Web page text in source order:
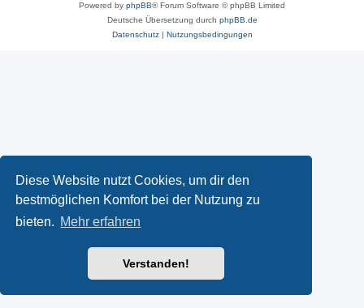
Diese Website nutzt Cookies, um dir den
bestmöglichen Komfort bei der Nutzung zu
bieten. Mehr erfahren
Verstanden!
Powered by phpBB® Forum Software © phpBB Limited
Deutsche Übersetzung durch phpBB.de
Datenschutz| Nutzungsbedingungen